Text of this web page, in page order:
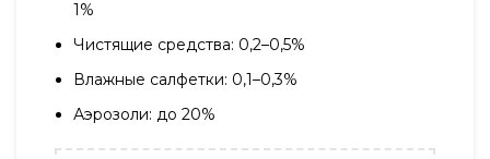
1%
Чистящие средства: 0,2–0,5%
Влажные салфетки: 0,1–0,3%
Аэрозоли: до 20%